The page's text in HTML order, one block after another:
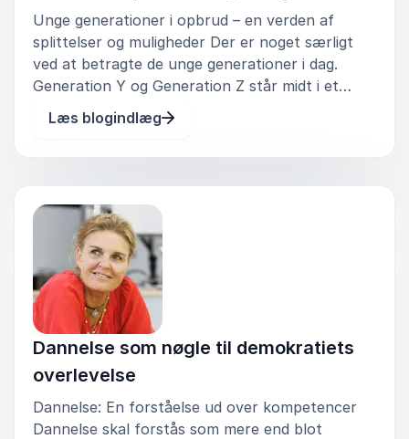
Unge generationer i opbrud – en verden af
splittelser og muligheder Der er noget særligt
ved at betragte de unge generationer i dag.
Generation Y og Generation Z står midt i et
stormfuldt hav, hvor strømningerne trækker i
flere retninger. Det er et opbrud, en
Læs blogindlæg
Dannelse som nøgle til demokratiets
overlevelse
Dannelse: En forståelse ud over kompetencer
Dannelse skal forstås som mere end blot